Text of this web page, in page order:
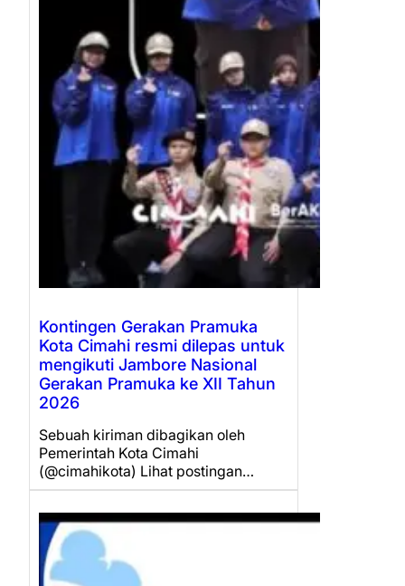
Kontingen Gerakan Pramuka
Kota Cimahi resmi dilepas untuk
mengikuti Jambore Nasional
Gerakan Pramuka ke XII Tahun
2026
Sebuah kiriman dibagikan oleh
Pemerintah Kota Cimahi
(@cimahikota) Lihat postingan…